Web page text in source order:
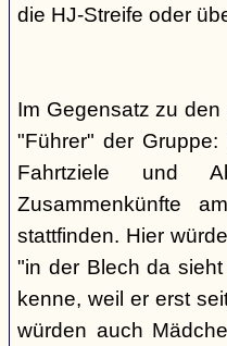
die HJ-Streife oder
Im Gegensatz zu
"Führer" der
Fahrtziele und
Zusammenkünfte
stattfinden. Hier
"in der Blech da
kenne, weil er erst
würden auch